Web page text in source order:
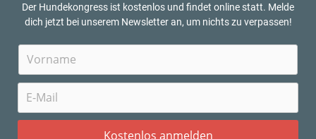
Der Hundekongress ist kostenlos und findet online statt. Melde
dich jetzt bei unserem Newsletter an, um nichts zu verpassen!